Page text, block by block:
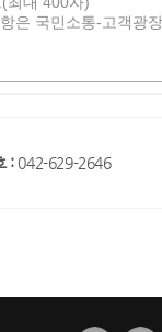
: 042-629-2646